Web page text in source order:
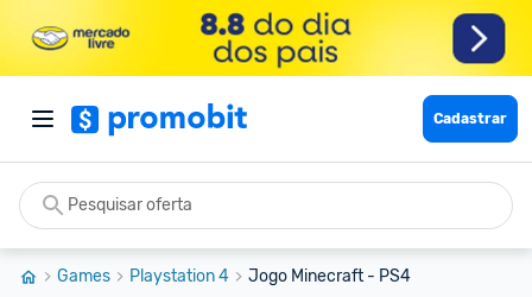
Cadastrar
Games Playstation 4 Jogo Minecraft - PS4